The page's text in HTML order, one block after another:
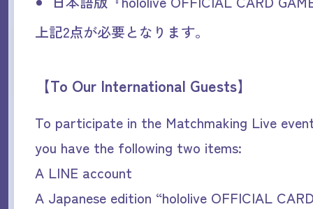
上記2点が必要となります。
【To Our International Guests】
To participate in the Matchmaking Live
you have the following two items:
A LINE account
A Japanese edition “hololive OFFICIAL